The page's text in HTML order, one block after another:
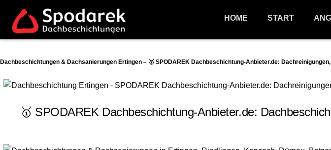
HOME START
Dachbeschichtungen & Dachsanierungen Ertingen – 🥇 SPODAREK Dachbeschichtung-Anbieter.de:
🥇 SPODAREK Dachbeschichtung-Anbieter.de: